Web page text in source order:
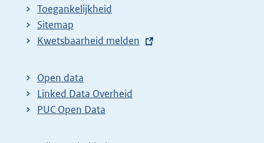
Toegankelijkheid
Sitemap
E
t
e
r
Kwetsbaarheid melden
Open data
Linked Data Overheid
PUC Open Data